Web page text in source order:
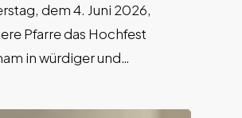
dem 4. Juni 2026,
Pfarre das Hochfest
in würdiger und…